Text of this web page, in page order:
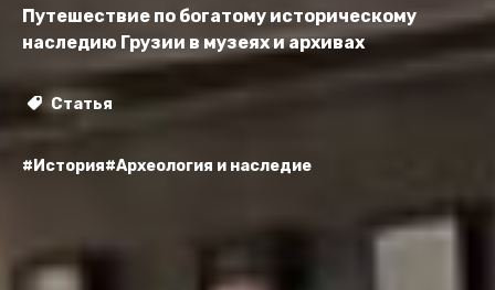
Путешествие по богатому историческому
наследию Грузии в музеях и архивах
Статья
#История#Археология и наследие